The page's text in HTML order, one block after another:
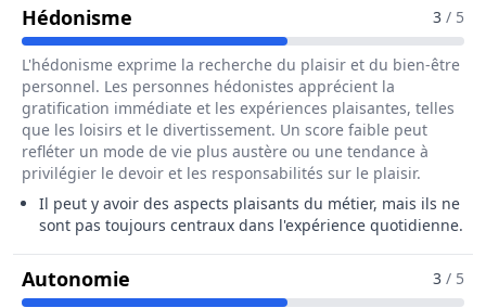
Hédonisme 3 / 5
L'hédonisme exprime la recherche du plaisir et du bien-être
personnel. Les personnes hédonistes apprécient la
gratification immédiate et les expériences plaisantes, telles
que les loisirs et le divertissement. Un score faible peut
refléter un mode de vie plus austère ou une tendance à
privilégier le devoir et les responsabilités sur le plaisir.
Il peut y avoir des aspects plaisants du métier, mais ils ne
sont pas toujours centraux dans l'expérience quotidienne.
Autonomie 3 / 5